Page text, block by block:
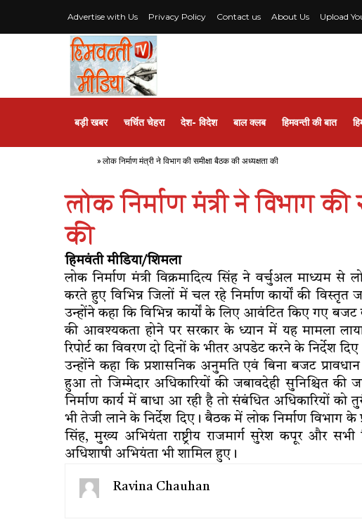
Advertise with Us Privacy Policy Contact us About Us Upload
बड़ी खबर चर्चित चेहरा देश- विदेश बाल क्लब हिमवन्ती की बात
» लोक निर्माण मंत्री ने विभाग की समीक्षा बैठक की अध्यक्षता की
लोक निर्माण मंत्री ने विभाग
की
हिमवंती मीडिया/शिमला
लोक निर्माण मंत्री विक्रमादित्य सिंह ने वर्चुअल माध्यम से
करते हुए विभिन्न जिलों में चल रहे निर्माण कार्यों की विस्तृत
उन्होंने कहा कि विभिन्न कार्यों के लिए आवंटित किए गए
की आवश्यकता होने पर सरकार के ध्यान में यह मामला लाया
रिपोर्ट का विवरण दो दिनों के भीतर अपडेट करने के निर्देश
उन्होंने कहा कि प्रशासनिक अनुमति एवं बिना बजट
हुआ तो जिम्मेदार अधिकारियों की जबावदेही सुनिश्चित
निर्माण कार्य में बाधा आ रही है तो संबंधित अधिकारियों को
भी तेजी लाने के निर्देश दिए। बैठक में लोक निर्माण विभाग
सिंह, मुख्य अभियंता राष्ट्रीय राजमार्ग सुरेश कपूर और
अधिशाषी अभियंता भी शामिल हुए।
Ravina Chauhan